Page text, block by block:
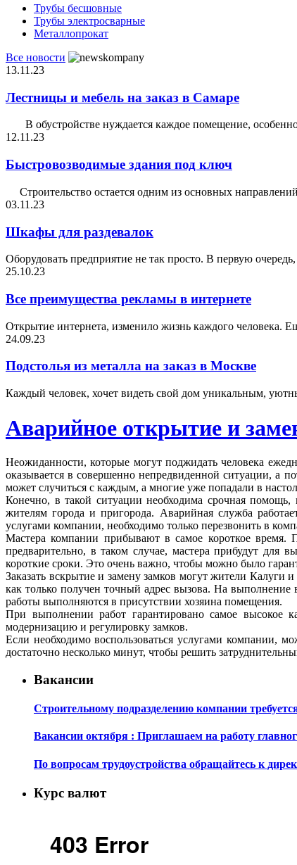
Трубы бесшовные
Трубы электросварные
Металлопрокат
Все новости
13.11.23
Лестницы и мебель на заказ в Самаре
В обустройстве нуждается каждое помещение, особенно,
12.11.23
Быстровозводимые здания под ключ
Строительство остается одним из основных
03.11.23
Шкафы для раздевалок
Оборудовать предприятие не так просто. В первую
25.10.23
Все преимущества рекламы в интернете
Открытие интернета, изменило жизнь каждого человека.
24.09.23
Подстолья из металла на заказ в Москве
Каждый человек, хочет видеть свой дом уникальным,
Аварийное открытие и
Неожиданности, которые могут поджидать человека
оказывается в совершенно непредвиденной ситуации, а
может случиться с каждым, а многие уже попадали в
Конечно, в такой ситуации необходима срочная помощь,
жителям города и пригорода. Аварийная служба
услугами компании, необходимо только перезвонить в
Мастера компании прибывают в самое короткое время.
предварительно, в таком случае, мастера прибудут для
короткие сроки. Это очень важно, чтобы можно было
Заказать вскрытие и замену замков могут жители Калуги
как только получен точный адрес вызова. На
работы выполняются в присутствии хозяина помещения.
При выполнении работ гарантировано самое высокое
модернизацию и регулировку замков.
Если необходимо воспользоваться услугами компании,
достаточно несколько минут, чтобы решить
Вакансии
Строительному подразделению компании
Вакансии октября : Приглашаем на работу
По вопросам трудоустройства обращайтесь к
Курс валют